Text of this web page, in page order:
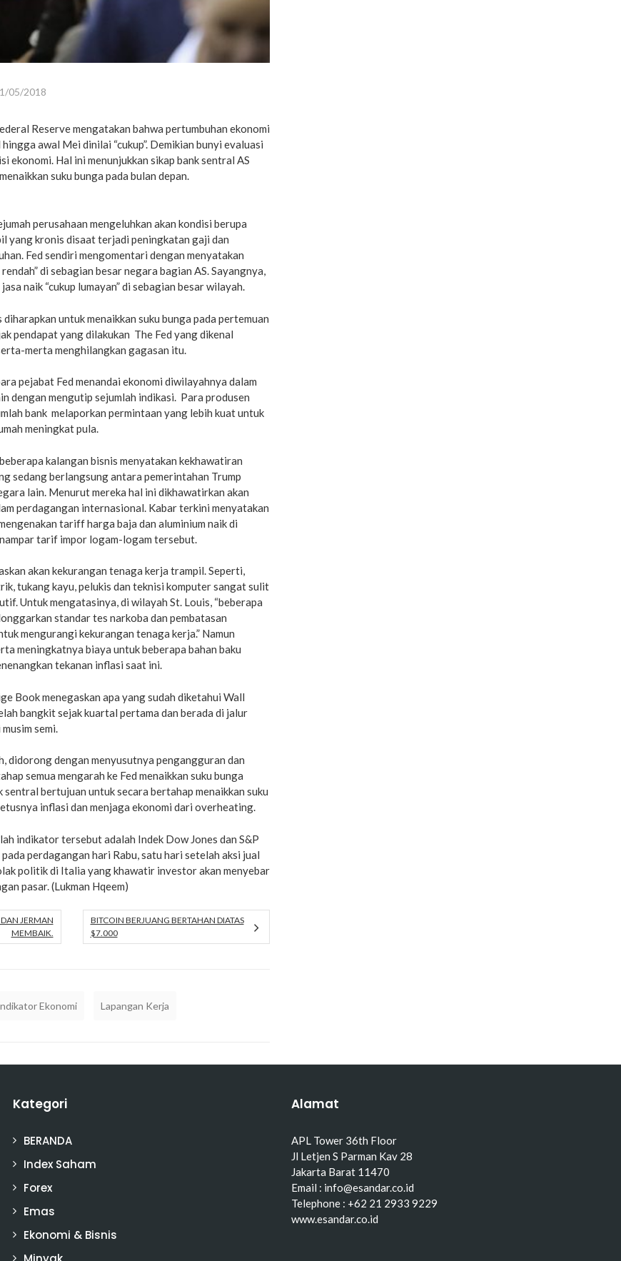
05/2018
Reserve mengatakan bahwa pertumbuhan ekonomi
awal Mei dinilai “cukup”. Demikian bunyi evaluasi
ekonomi. Hal ini menunjukkan sikap bank sentral AS
suku bunga pada bulan depan.
perusahaan mengeluhkan akan kondisi berupa
yang kronis disaat terjadi peningkatan gaji dan
Fed sendiri mengomentari dengan menyatakan
di sebagian besar negara bagian AS. Sayangnya,
naik “cukup lumayan” di sebagian besar wilayah.
untuk menaikkan suku bunga pada pertemuan
pendapat yang dilakukan The Fed yang dikenal
merta menghilangkan gagasan itu.
pejabat Fed menandai ekonomi diwilayahnya dalam
dengan mengutip sejumlah indikasi. Para produsen
bank melaporkan permintaan yang lebih kuat untuk
meningkat pula.
kalangan bisnis menyatakan kekhawatiran
sedang berlangsung antara pemerintahan Trump
lain. Menurut mereka hal ini dikhawatirkan akan
perdagangan internasional. Kabar terkini menyatakan
tariff harga baja dan aluminium naik di
tarif impor logam-logam tersebut.
akan kekurangan tenaga kerja trampil. Seperti,
tukang kayu, pelukis dan teknisi komputer sangat sulit
Untuk mengatasinya, di wilayah St. Louis, “beberapa
standar tes narkoba dan pembatasan
mengurangi kekurangan tenaga kerja.” Namun
meningkatnya biaya untuk beberapa bahan baku
tekanan inflasi saat ini.
Book menegaskan apa yang sudah diketahui Wall
bangkit sejak kuartal pertama dan berada di jalur
semi.
didorong dengan menyusutnya pengangguran dan
semua mengarah ke Fed menaikkan suku bunga
sentral bertujuan untuk secara bertahap menaikkan suku
inflasi dan menjaga ekonomi dari overheating.
indikator tersebut adalah Indek Dow Jones dan S&P
perdagangan hari Rabu, satu hari setelah aksi jual
politik di Italia yang khawatir investor akan menyebar
pasar. (Lukman Hqeem)
JERMAN
MEMBAIK.
BITCOIN BERJUANG BERTAHAN DIATAS
$7.000
Ekonomi Lapangan Kerja
Kategori
BERANDA
Index Saham
Forex
Emas
Ekonomi & Bisnis
Alamat
APL Tower 36th Floor
Jl Letjen S Parman Kav 28
Jakarta Barat 11470
Email : info@esandar.co.id
Telephone : +62 21 2933 9229
www.esandar.co.id